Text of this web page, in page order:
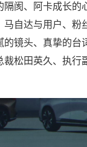
阂、阿卡成长的
自达与用户、粉
镜头、真挚的台
裁松田英久、执行